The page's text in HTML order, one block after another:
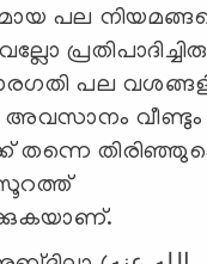
പല
പല
അവസാനം
തന്നെ